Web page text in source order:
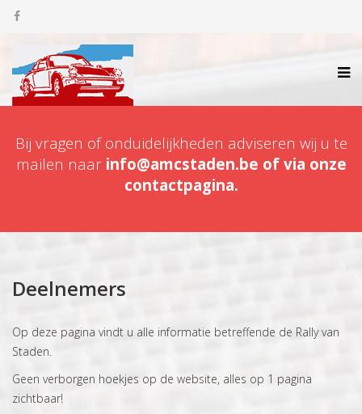
Bij vragen of onduidelijkheden adviseren wij u te
mailen naar info@amcstaden.be of via onze
contactpagina.
Deelnemers
Op deze pagina vindt u alle informatie betreffende de Rally van
Staden.
Geen verborgen hoekjes op de website, alles op 1 pagina
zichtbaar!